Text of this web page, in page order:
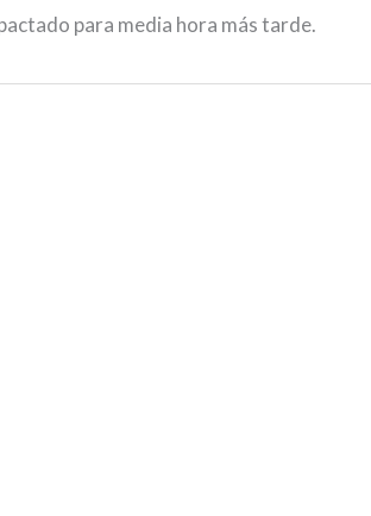
para media hora más tarde.